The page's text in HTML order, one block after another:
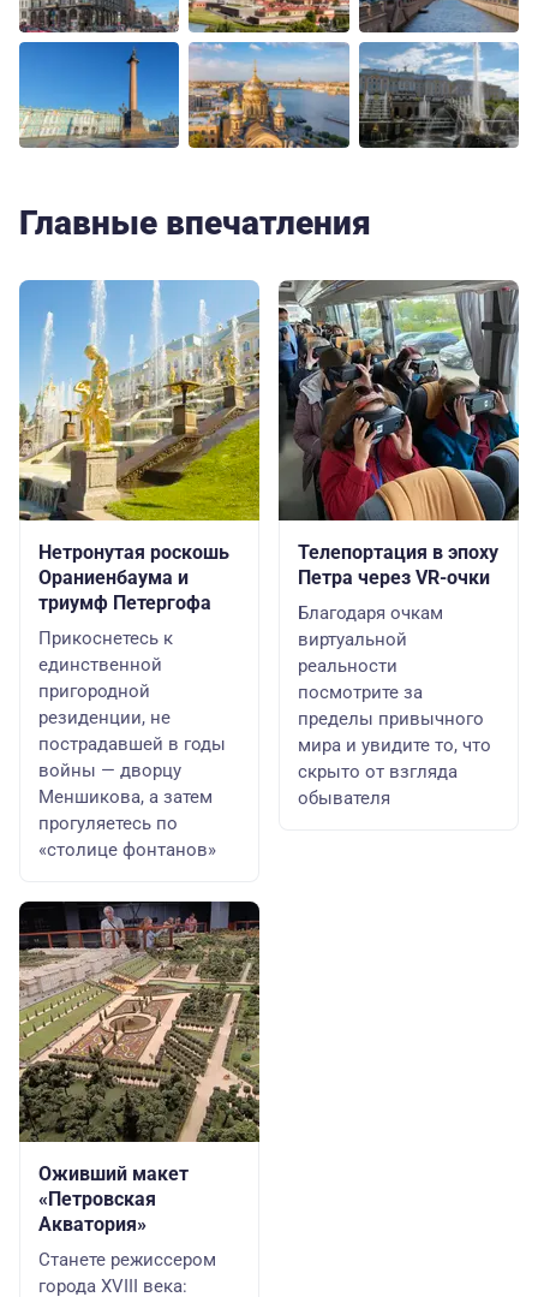
Главные впечатления
Нетронутая роскошь
Ораниенбаума и
триумф Петергофа
Прикоснетесь к
единственной
пригородной
резиденции, не
пострадавшей в годы
войны — дворцу
Меншикова, а затем
прогуляетесь по
«столице фонтанов»
Оживший макет
«Петровская
Акватория»
Станете режиссером
города XVIII века:
Телепортация в эпоху
Петра через VR-очки
Благодаря очкам
виртуальной
реальности
посмотрите за
пределы привычного
мира и увидите то, что
скрыто от взгляда
обывателя